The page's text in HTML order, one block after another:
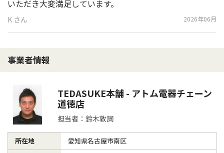
いただき大変満足しています。
K さん 2026年06月
事業者情報
TEDASUKE本舗 - アトム電器チェーン
道徳店
担当者：鈴木敦詞
所在地
愛知県名古屋市南区